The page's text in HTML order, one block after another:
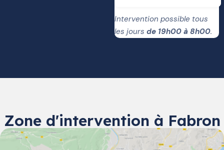
Intervention possible tous
les joursde 19h00 à 8h00.
Zone d'intervention à Fabron